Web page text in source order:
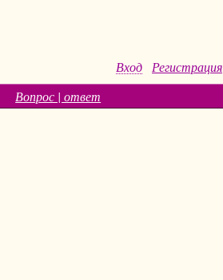
Вход Регистрация
Вопрос | ответ